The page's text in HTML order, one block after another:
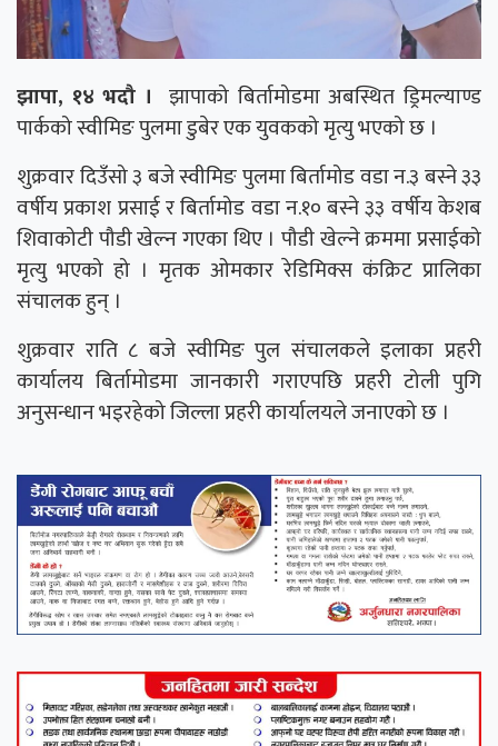
झापा, १४ भदौ । झापाको बिर्तामोडमा अबस्थित ड्रिमल्याण्ड
पार्कको स्वीमिङ पुलमा डुबेर एक युवकको मृत्यु भएको छ ।
शुक्रवार दिउँसो ३ बजे स्वीमिङ पुलमा बिर्तामोड वडा न.३ बस्ने ३३
वर्षीय प्रकाश प्रसाई र बिर्तामोड वडा न.१० बस्ने ३३ वर्षीय केशब
शिवाकोटी पौडी खेल्न गएका थिए । पौडी खेल्ने क्रममा प्रसाईको
मृत्यु भएको हो । मृतक ओमकार रेडिमिक्स कंक्रिट प्रालिका
संचालक हुन् ।
शुक्रवार राति ८ बजे स्वीमिङ पुल संचालकले इलाका प्रहरी
कार्यालय बिर्तामोडमा जानकारी गराएपछि प्रहरी टोली पुगि
अनुसन्धान भइरहेको जिल्ला प्रहरी कार्यालयले जनाएको छ ।